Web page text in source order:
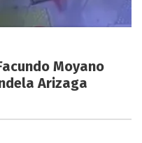
Moyano
Arizaga